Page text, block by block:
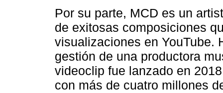
Por su parte, MCD es un
de exitosas composiciones
visualizaciones en YouTube.
gestión de una productora
videoclip fue lanzado en
con más de cuatro millones